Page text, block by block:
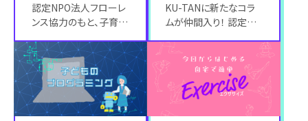
認定NPO法人フローレ
ンス協力のもと、子育て
報を提供いたします。 フ
ローレンスは
KU-TANに新たなコラ
ムが仲間入り！ 認定
協力のもと、子育て世代
に知ってほし